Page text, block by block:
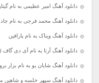
دانلود آهنگ امیر عظیمی به نام
دانلود آهنگ محمد فرجی به نام
دانلود آهنگ ویناک به نام پارافین
دانلود آهنگ آرتا به نام آی دی گاف (IDGAF)
دانلود آهنگ شایان یو به نام بزار برو
دانلود آهنگ سپهر خلسه و شاهین